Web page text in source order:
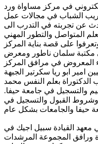
في مركز مساواة ورد
الشباب في مجالات عمل
عن تجربته في التدرب الى
على قصة بناية المركز
مكتبة سلمان ناطور ومعرض
امير ابو ريا سكرتير الجبهة
الدكتوراة بعلم النفس محمد
والتسجيل في جامعة حيفا.
وشروط القبول والتسجيل في
القيادة سبيل اجيك في
ورافق المجموعة المرشدات